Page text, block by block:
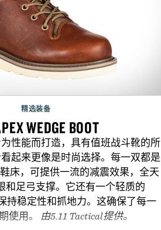
精选装备
WEDGE BOOT
性能而打造，具有值班战斗靴的所
起来更像是时尚选择。每一双都是
床，可提供一流的减震效果，全天
和足弓支撑。它还有一个轻质的
持稳定性和抓地力。这确保了每一
使用。
由5.11 Tactical提供。